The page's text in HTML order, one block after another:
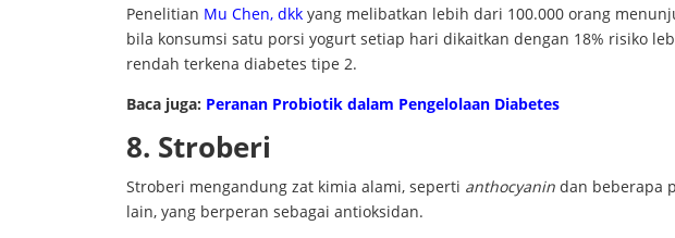
Penelitian Mu Chen, dkk yang melibatkan lebih dari 100.000 orang
bila konsumsi satu porsi yogurt setiap hari dikaitkan dengan 18% risiko
rendah terkena diabetes tipe 2.
Baca juga: Peranan Probiotik dalam Pengelolaan Diabetes
8. Stroberi
Stroberi mengandung zat kimia alami, seperti anthocyanin dan beberapa
lain, yang berperan sebagai antioksidan.